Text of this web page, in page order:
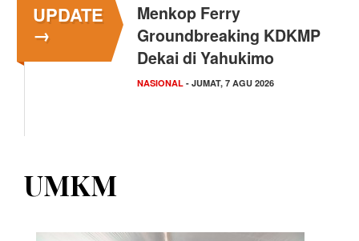
UPDATE
→
Menkop Ferry
Groundbreaking KDKMP
Dekai di Yahukimo
NASIONAL - JUMAT, 7 AGU 2026
UMKM